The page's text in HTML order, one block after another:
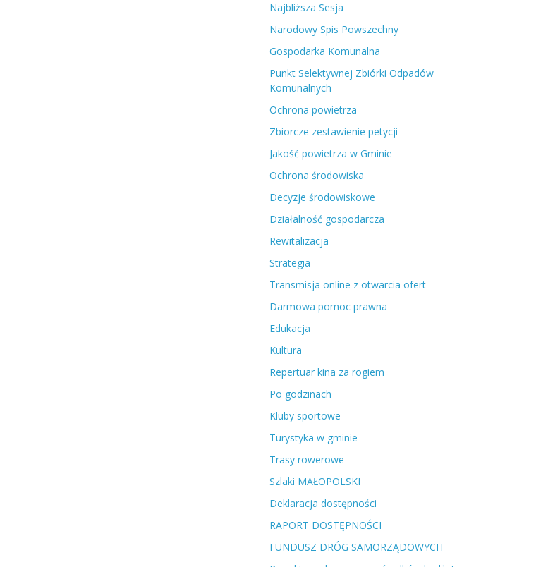
Najbliższa Sesja
Narodowy Spis Powszechny
Gospodarka Komunalna
Punkt Selektywnej Zbiórki Odpadów
Komunalnych
Ochrona powietrza
Zbiorcze zestawienie petycji
Jakość powietrza w Gminie
Ochrona środowiska
Decyzje środowiskowe
Działalność gospodarcza
Rewitalizacja
Strategia
Transmisja online z otwarcia ofert
Darmowa pomoc prawna
Edukacja
Kultura
Repertuar kina za rogiem
Po godzinach
Kluby sportowe
Turystyka w gminie
Trasy rowerowe
Szlaki MAŁOPOLSKI
Deklaracja dostępności
RAPORT DOSTĘPNOŚCI
FUNDUSZ DRÓG SAMORZĄDOWYCH